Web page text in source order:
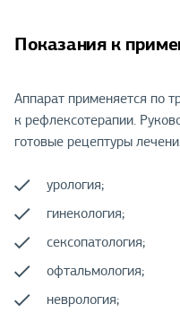
Показания к
Аппарат применяется по
к рефлексотерапии.
готовые рецептуры
урология;
гинекология;
сексопатология;
офтальмология;
неврология;